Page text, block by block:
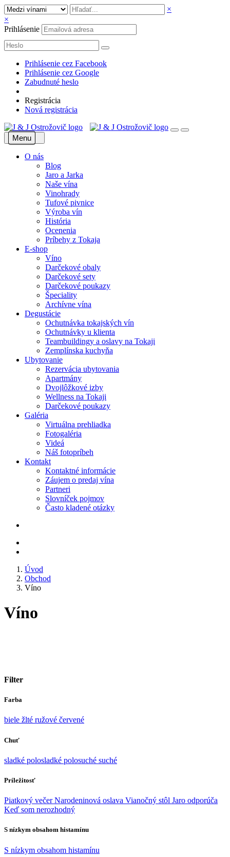
×
×
Prihlásenie
Prihlásenie cez Facebook
Prihlásenie cez Google
Zabudnuté heslo
Registrácia
Nová registrácia
Menu
O nás
Blog
Jaro a Jarka
Naše vína
Vinohrady
Tufové pivnice
Výroba vín
História
Ocenenia
Príbehy z Tokaja
E-shop
Víno
Darčekové obaly
Darčekové sety
Darčekové poukazy
Špeciality
Archívne vína
Degustácie
Ochutnávka tokajských vín
Ochutnávky u klienta
Teambuildingy a oslavy na Tokaji
Zemplínska kuchyňa
Ubytovanie
Rezervácia ubytovania
Apartmány
Dvojlôžkové izby
Wellness na Tokaji
Darčekové poukazy
Galéria
Virtuálna prehliadka
Fotogaléria
Videá
Náš fotopríbeh
Kontakt
Kontaktné informácie
Záujem o predaj vína
Partneri
Slovníček pojmov
Často kladené otázky
Úvod
Obchod
Víno
Víno
Filter
Farba
biele žlté ružové červené
Chuť
sladké polosladké polosuché suché
Príležitosť
Piatkový večerNarodeninová oslava Vianočný stôl Jaro odporúča
Keď som nerozhodný
S nízkym obsahom histamínu
S nízkym obsahom histamínu